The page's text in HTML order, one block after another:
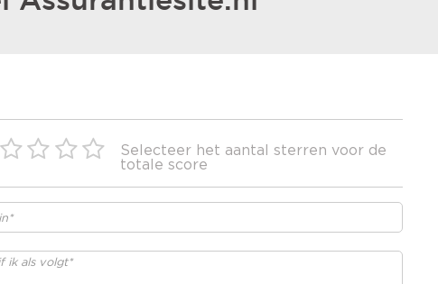
Selecteer het aantal sterren voor de
totale score